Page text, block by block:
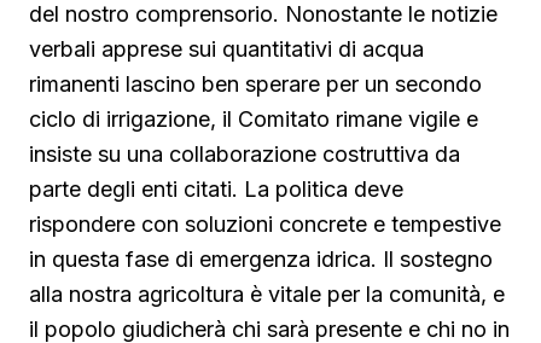
del nostro comprensorio. Nonostante le notizie
verbali apprese sui quantitativi di acqua
rimanenti lascino ben sperare per un secondo
ciclo di irrigazione, il Comitato rimane vigile e
insiste su una collaborazione costruttiva da
parte degli enti citati. La politica deve
rispondere con soluzioni concrete e tempestive
in questa fase di emergenza idrica. Il sostegno
alla nostra agricoltura è vitale per la comunità, e
il popolo giudicherà chi sarà presente e chi no in